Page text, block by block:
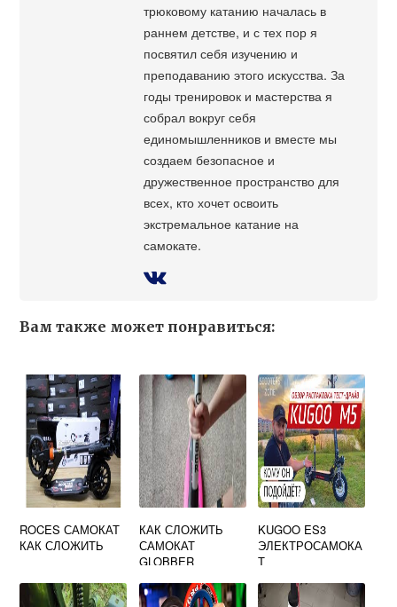
трюковому катанию началась в
раннем детстве, и с тех пор я
посвятил себя изучению и
преподаванию этого искусства. За
годы тренировок и мастерства я
собрал вокруг себя
единомышленников и вместе мы
создаем безопасное и
дружественное пространство для
всех, кто хочет освоить
экстремальное катание на
самокате.
Вам также может понравиться:
ROCES САМОКАТ
КАК СЛОЖИТЬ
КАК СЛОЖИТЬ
САМОКАТ
GLOBBER
ВИДЕО
KUGOO ES3
ЭЛЕКТРОСАМОКА
Т
И